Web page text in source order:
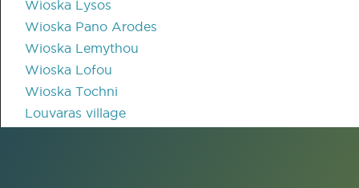
Wioska Lysos
Wioska Pano Arodes
Wioska Lemythou
Wioska Lofou
Wioska Tochni
Louvaras village